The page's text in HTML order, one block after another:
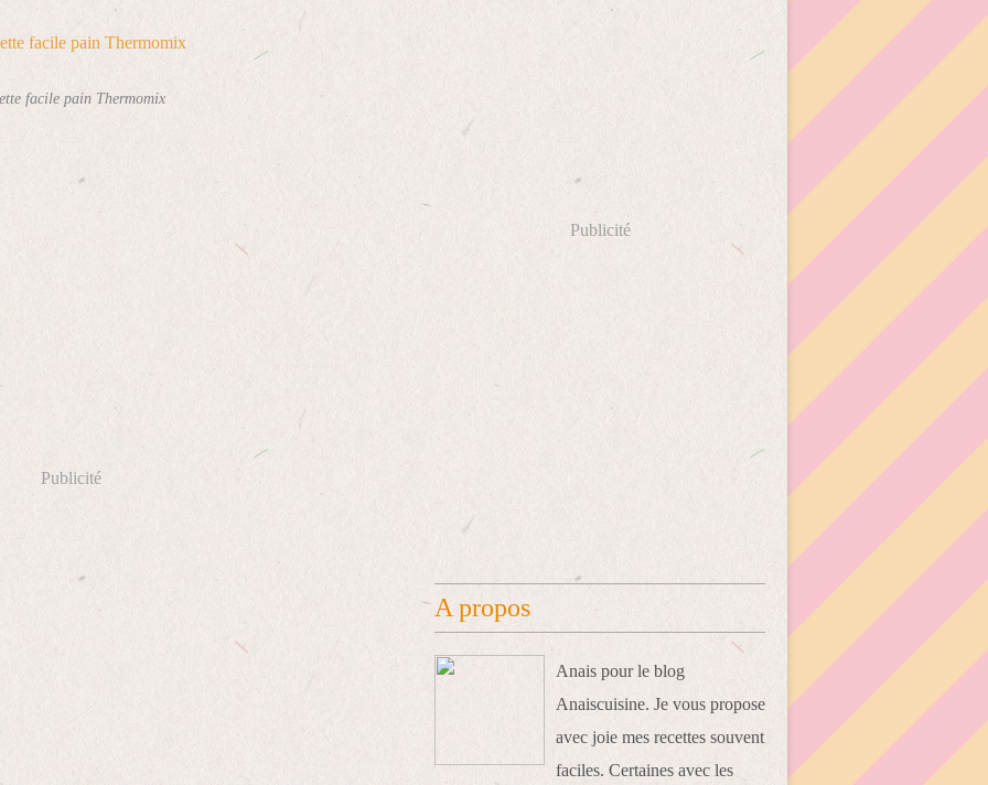
facile pain Thermomix
Publicité
Publicité
A propos
Anais pour le blog
Anaiscuisine. Je vous propose
avec joie mes recettes souvent
faciles. Certaines avec les